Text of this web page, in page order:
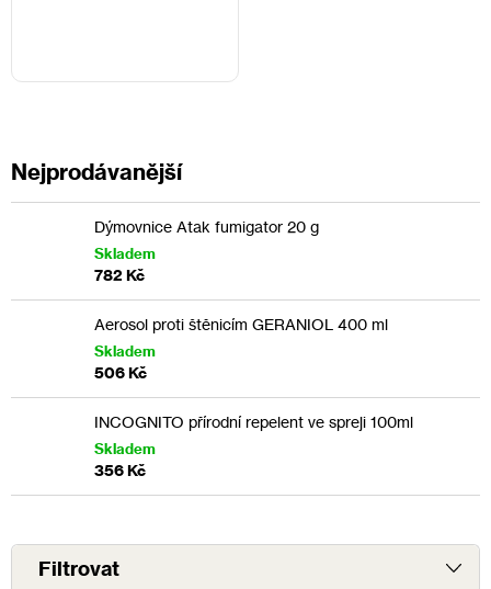
Nejprodávanější
Dýmovnice Atak fumigator 20 g
Skladem
782 Kč
Aerosol proti štěnicím GERANIOL 400 ml
Skladem
506 Kč
INCOGNITO přírodní repelent ve spreji 100ml
Skladem
356 Kč